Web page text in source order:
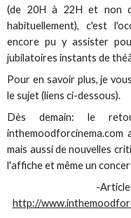
(de 20H à 22H et non
habituellement), c'est
encore pu y assister
jubilatoires instants de
Pour en savoir plus, je
le sujet (liens ci-dessous).
Dès demain: le
inthemoodforcinema.com
mais aussi de nouvelles
l'affiche et même un
-
http://